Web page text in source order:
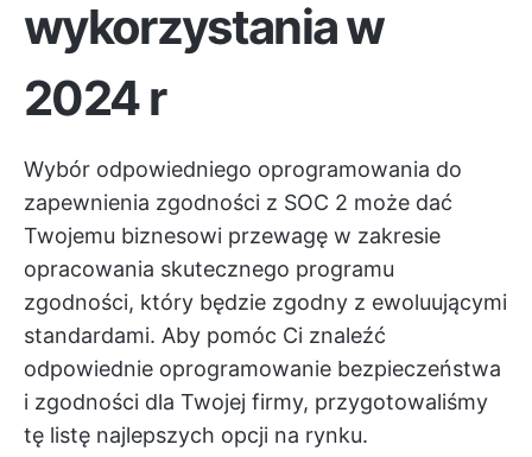
wykorzystania w
2024 r
Wybór odpowiedniego oprogramowania do
zapewnienia zgodności z SOC 2 może dać
Twojemu biznesowi przewagę w zakresie
opracowania skutecznego programu
zgodności, który będzie zgodny z ewoluującymi
standardami. Aby pomóc Ci znaleźć
odpowiednie oprogramowanie bezpieczeństwa
i zgodności dla Twojej firmy, przygotowaliśmy
tę listę najlepszych opcji na rynku.